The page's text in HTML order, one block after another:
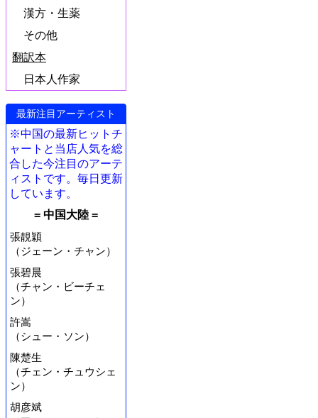
漢方・生薬
その他
翻訳本
日本人作家
最新注目アーティスト
※中国の最新ヒットチ
ャートと当店人気を総
合した今注目のアーテ
ィストです。毎日更新
しています。
= 中国大陸 =
張靚穎
（ジェーン・チャン）
張碧晨
（チャン・ビーチェ
ン）
許嵩
（シュー・ソン）
陳楚生
（チェン・チュウシェ
ン）
胡彦斌